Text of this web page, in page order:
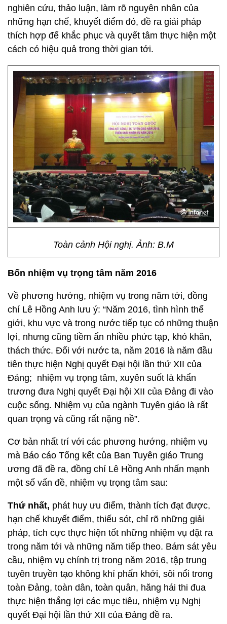
nghiên cứu, thảo luận, làm rõ nguyên nhân của
những hạn chế, khuyết điểm đó, đề ra giải pháp
thích hợp để khắc phục và quyết tâm thực hiện một
cách có hiệu quả trong thời gian tới.
Toàn cảnh Hội nghị. Ảnh: B.M
Bốn nhiệm vụ trọng tâm năm 2016
Về phương hướng, nhiệm vụ trong năm tới, đồng
chí Lê Hồng Anh lưu ý: “Năm 2016, tình hình thế
giới, khu vực và trong nước tiếp tục có những thuận
lợi, nhưng cũng tiềm ẩn nhiều phức tạp, khó khăn,
thách thức. Đối với nước ta, năm 2016 là năm đầu
tiên thực hiện Nghị quyết Đại hội lần thứ XII của
Đảng; nhiệm vụ trọng tâm, xuyên suốt là khẩn
trương đưa Nghị quyết Đại hội XII của Đảng đi vào
cuộc sống. Nhiệm vụ của ngành Tuyên giáo là rất
quan trọng và cũng rất nặng nề”.
Cơ bản nhất trí với các phương hướng, nhiệm vụ
mà Báo cáo Tổng kết của Ban Tuyên giáo Trung
ương đã đề ra, đồng chí Lê Hồng Anh nhấn mạnh
một số vấn đề, nhiệm vụ trọng tâm sau:
Thứ nhất, phát huy ưu điểm, thành tích đạt được,
hạn chế khuyết điểm, thiếu sót, chỉ rõ những giải
pháp, tích cực thực hiện tốt những nhiệm vụ đặt ra
trong năm tới và những năm tiếp theo. Bám sát yêu
cầu, nhiệm vụ chính trị trong năm 2016, tập trung
tuyên truyền tạo không khí phấn khởi, sôi nổi trong
toàn Ðảng, toàn dân, toàn quân, hăng hái thi đua
thực hiện thắng lợi các mục tiêu, nhiệm vụ Nghị
quyết Đại hội lần thứ XII của Đảng đề ra.